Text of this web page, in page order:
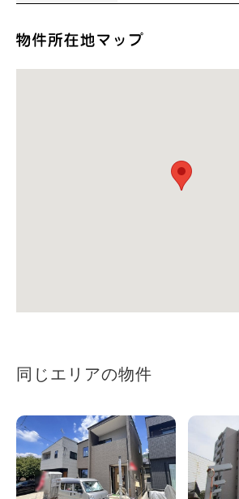
同じエリアの物件